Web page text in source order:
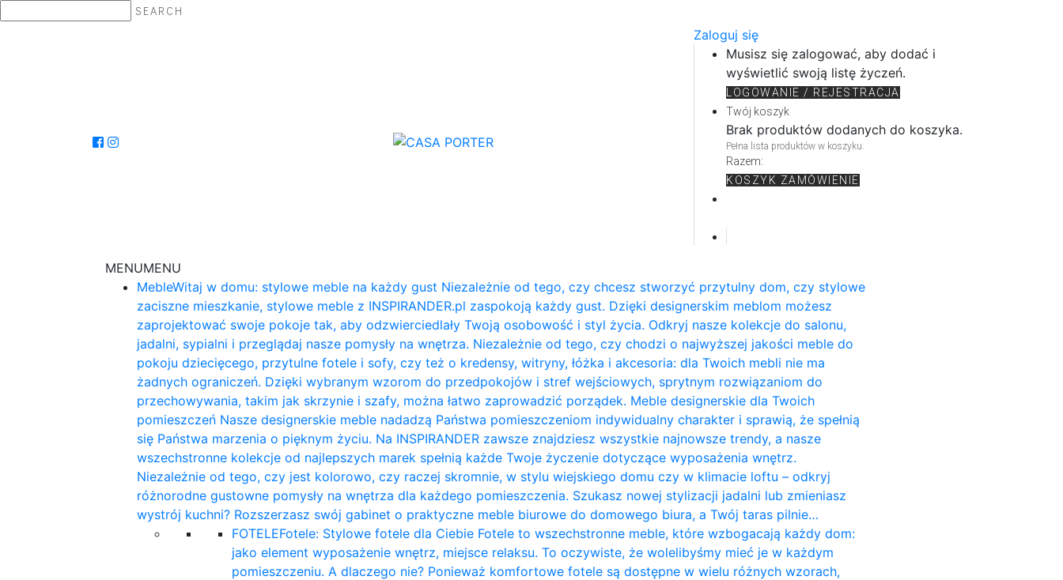
SEARCH
Zaloguj się
Musisz się zalogować, aby dodać i
wyświetlić swoją listę życzeń.
LOGOWANIE / REJESTRACJA
Twój koszyk
Brak produktów dodanych do koszyka.
Pełna lista produktów w koszyku.
Razem:
KOSZYK ZAMÓWIENIE
MENUMENU
MebleWitaj w domu: stylowe meble na każdy gust Niezależnie od tego, czy chcesz stworzyć przytulny dom, czy stylowe
zaciszne mieszkanie, stylowe meble z INSPIRANDER.pl zaspokoją każdy gust. Dzięki designerskim meblom możesz
zaprojektować swoje pokoje tak, aby odzwierciedlały Twoją osobowość i styl życia. Odkryj nasze kolekcje do salonu,
jadalni, sypialni i przeglądaj nasze pomysły na wnętrza. Niezależnie od tego, czy chodzi o najwyższej jakości meble do
pokoju dziecięcego, przytulne fotele i sofy, czy też o kredensy, witryny, łóżka i akcesoria: dla Twoich mebli nie ma
żadnych ograniczeń. Dzięki wybranym wzorom do przedpokojów i stref wejściowych, sprytnym rozwiązaniom do
przechowywania, takim jak skrzynie i szafy, można łatwo zaprowadzić porządek. Meble designerskie dla Twoich
pomieszczeń Nasze designerskie meble nadadzą Państwa pomieszczeniom indywidualny charakter i sprawią, że spełnią
się Państwa marzenia o pięknym życiu. Na INSPIRANDER zawsze znajdziesz wszystkie najnowsze trendy, a nasze
wszechstronne kolekcje od najlepszych marek spełnią każde Twoje życzenie dotyczące wyposażenia wnętrz.
Niezależnie od tego, czy jest kolorowo, czy raczej skromnie, w stylu wiejskiego domu czy w klimacie loftu – odkryj
różnorodne gustowne pomysły na wnętrza dla każdego pomieszczenia. Szukasz nowej stylizacji jadalni lub zmieniasz
wystrój kuchni? Rozszerzasz swój gabinet o praktyczne meble biurowe do domowego biura, a Twój taras pilnie…
FOTELEFotele: Stylowe fotele dla Ciebie Fotele to wszechstronne meble, które wzbogacają każdy dom:
jako element wyposażenie wnętrz, miejsce relaksu. To oczywiste, że wolelibyśmy mieć je w każdym
pomieszczeniu. A dlaczego nie? Ponieważ komfortowe fotele są dostępne w wielu różnych wzorach,